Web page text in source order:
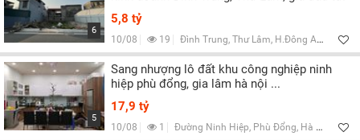
6
5,8 tỷ
10/08 19 Đình Trung, Thư Lâm, H.Đông Anh, Hà Nội
5
Sang nhượng lô đất khu công nghiệp ninh
hiệp phù đổng, gia lâm hà nội ...
17,9 tỷ
10/08 1 Đường Ninh Hiệp, Phù Đổng, Hà Nội